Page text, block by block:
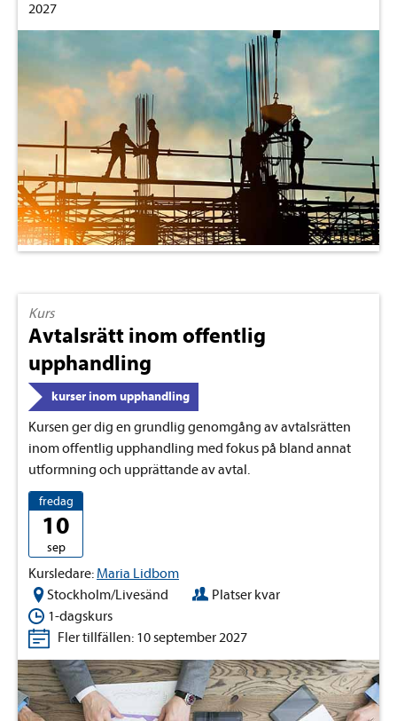
2027
Kurs
Avtalsrätt inom offentlig
upphandling
kurser inom upphandling
Kursen ger dig en grundlig genomgång av avtalsrätten
inom offentlig upphandling med fokus på bland annat
utformning och upprättande av avtal.
fredag
10
sep
Kursledare: Maria Lidbom
Stockholm/Livesänd
Platser kvar
1-dagskurs
Fler tillfällen: 10 september 2027